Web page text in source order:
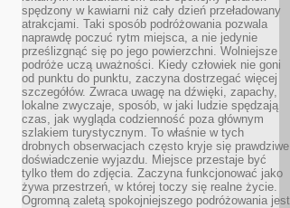
spędzony w kawiarni niż cały dzień przeładowany
atrakcjami. Taki sposób podróżowania pozwala
naprawdę poczuć rytm miejsca, a nie jedynie
prześlizgnąć się po jego powierzchni. Wolniejsze
podróże uczą uważności. Kiedy człowiek nie goni
od punktu do punktu, zaczyna dostrzegać więcej
szczegółów. Zwraca uwagę na dźwięki, zapachy,
lokalne zwyczaje, sposób, w jaki ludzie spędzają
czas, jak wygląda codzienność poza głównym
szlakiem turystycznym. To właśnie w tych
drobnych obserwacjach często kryje się prawdziwe
doświadczenie wyjazdu. Miejsce przestaje być
tylko tłem do zdjęcia. Zaczyna funkcjonować jako
żywa przestrzeń, w której toczy się realne życie.
Ogromną zaletą spokojniejszego podróżowania jest